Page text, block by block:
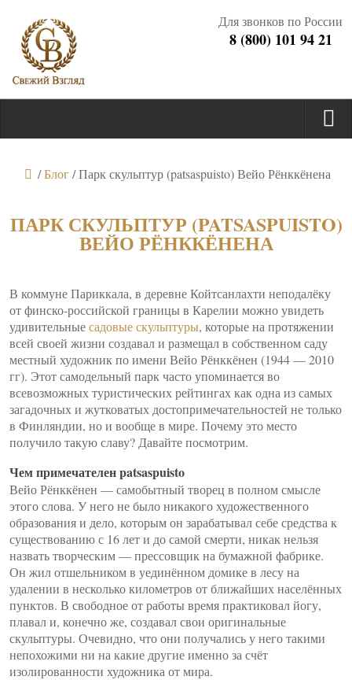
Для звонков по России
8 (800) 101 94 21
/Блог /Парк скульптур (patsaspuisto) Вейо Рёнккёнена
ПАРК СКУЛЬПТУР (PATSASPUISTO)
ВЕЙО РЁНККЁНЕНА
В коммуне Париккала, в деревне Койтсанлахти неподалёку
от финско-российской границы в Карелии можно увидеть
удивительныесадовые скульптуры, которые на протяжении
всей своей жизни создавал и размещал в собственном саду
местный художник по имени Вейо Рёнккёнен (1944 — 2010
гг). Этот самодельный парк часто упоминается во
всевозможных туристических рейтингах как одна из самых
загадочных и жутковатых достопримечательностей не только
в Финляндии, но и вообще в мире. Почему это место
получило такую славу? Давайте посмотрим.
Чем примечателен patsaspuisto
Вейо Рёнккёнен — самобытный творец в полном смысле
этого слова. У него не было никакого художественного
образования и дело, которым он зарабатывал себе средства к
существованию с 16 лет и до самой смерти, никак нельзя
назвать творческим — прессовщик на бумажной фабрике.
Он жил отшельником в уединённом домике в лесу на
удалении в несколько километров от ближайших населённых
пунктов. В свободное от работы время практиковал йогу,
плавал и, конечно же, создавал свои оригинальные
скульптуры. Очевидно, что они получались у него такими
непохожими ни на какие другие именно за счёт
изолированности художника от мира.